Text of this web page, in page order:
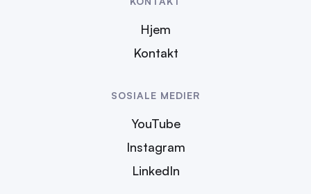
Hjem
Kontakt
SOSIALE MEDIER
YouTube
Instagram
LinkedIn